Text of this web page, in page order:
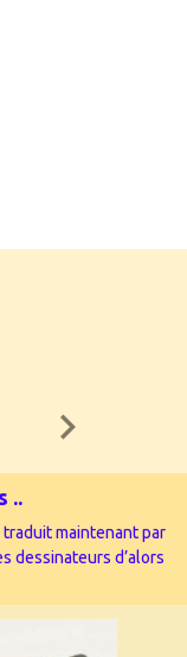
..
maintenant par
dessinateurs d’alors